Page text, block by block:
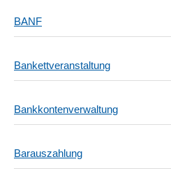
BANF
Bankettveranstaltung
Bankkontenverwaltung
Barauszahlung